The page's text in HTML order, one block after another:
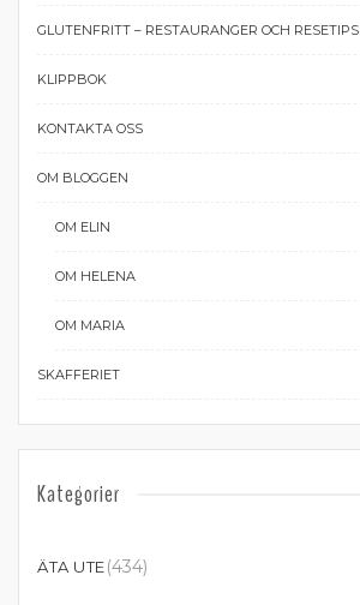
GLUTENFRITT – RESTAURANGER OCH RESETIPS
KLIPPBOK
KONTAKTA OSS
OM BLOGGEN
OM ELIN
OM HELENA
OM MARIA
SKAFFERIET
Kategorier
ÄTA UTE(434)